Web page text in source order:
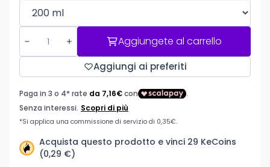
Aggiungete al carrello
Aggiungi ai preferiti
Acquista questo prodotto e vinci 29 KeCoins
(0,29 €)